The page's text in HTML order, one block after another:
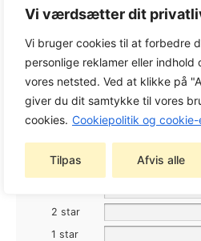
Vi værdsætter dit
Vi bruger cookies til at forbedre
personlige reklamer eller
vores netsted. Ved at klikke på
giver du dit samtykke til vores
cookies. Cookiepolitik og
Tilpas Afvis alle
Baseret på 0
5 star
4 star
2 star
1 star